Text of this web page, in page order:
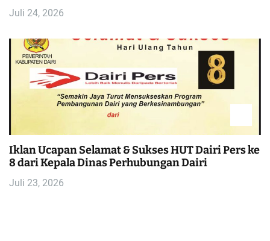
Juli 24, 2026
Iklan Ucapan Selamat & Sukses HUT Dairi Pers ke
8 dari Kepala Dinas Perhubungan Dairi
Juli 23, 2026